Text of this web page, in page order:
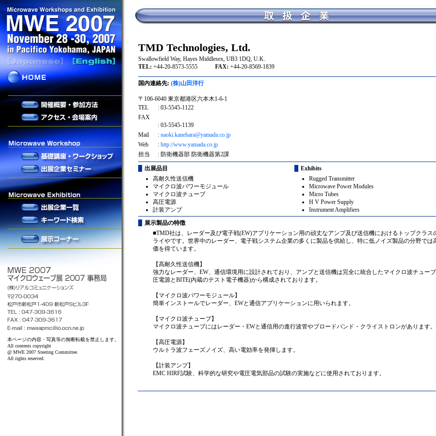
本ページの内容・写真等の無断転載を禁止します。
All contents copyright
@ MWE 2007 Steering Committee.
All rights reserved.
TMD Technologies, Ltd.
Swallowfield Way, Hayes Middlesex, UB3 1DQ, U.K.
TEL: +44-20-8573-5555 FAX: +44-20-8569-1839
国内連絡先: (株)山田洋行
〒106-6040 東京都港区六本木1-6-1
TEL
: 03-5545-1122
FAX
: 03-5545-1139
Mail
: naoki.kanehara@yamada.co.jp
Web
: http://www.yamada.co.jp
担当
: 防衛機器部 防衛機器第2課
出展品目
高耐久性送信機
マイクロ波パワーモジュール
マイクロ波チューブ
高圧電源
計装アンプ
Exhibits
Rugged Transmitter
Microwave Power Modules
Micro Tubes
H V Power Supply
Instrument Amplifiers
展示製品の特徴
■TMD社は、レーダー及び電子戦(EW)アプリケーション用の頑丈なアンプ及び送信機におけるトップクラス
ライやです。世界中のレーダー、電子戦システム企業の多くに製品を供給し、特に低ノイズ製品の分野では
価を得ています。
【高耐久性送信機】
強力なレーダー、EW、通信環境用に設計されており、アンプと送信機は完全に統合したマイクロ波チュー
圧電源とBITE(内蔵のテスト電子機器)から構成されております。
【マイクロ波パワーモジュール】
簡単インストールでレーダー、EWと通信アプリケーションに用いられます。
【マイクロ波チューブ】
マイクロ波チューブにはレーダー・EWと通信用の進行波管やブロードバンド・クライストロンがあります。
【高圧電源】
ウルトラ波フェーズノイズ、高い電効率を発揮します。
【計装アンプ】
EMC HIRF試験、科学的な研究や電圧電気部品の試験の実施などに使用されております。